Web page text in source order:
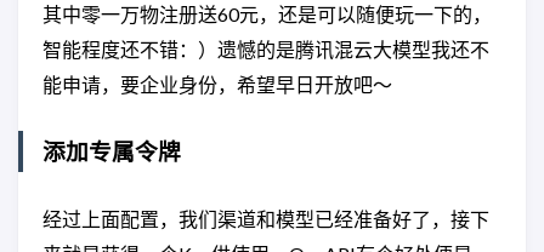
其中零一万物注册送60元，还是可以随便玩一下的，
智能程度还不错：）遗憾的是腾讯混云大模型我还不
能申请，要企业身份，希望早日开放吧～
添加专属令牌
经过上面配置，我们渠道和模型已经准备好了，接下